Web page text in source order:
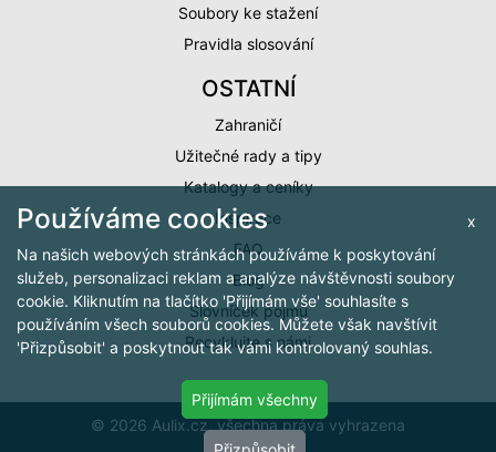
Soubory ke stažení
Pravidla slosování
OSTATNÍ
Zahraničí
Užitečné rady a tipy
Katalogy a ceníky
Inspirace
FAQ
Blog
Slovníček pojmů
Recyklujte s námi
© 2026 Aulix.cz, všechna práva vyhrazena
x
Používáme cookies
Na našich webových stránkách používáme k poskytování
služeb, personalizaci reklam a analýze návštěvnosti soubory
cookie. Kliknutím na tlačítko 'Přijímám vše' souhlasíte s
používáním všech souborů cookies. Můžete však navštívit
'Přizpůsobit' a poskytnout tak vámi kontrolovaný souhlas.
Přijímám všechny